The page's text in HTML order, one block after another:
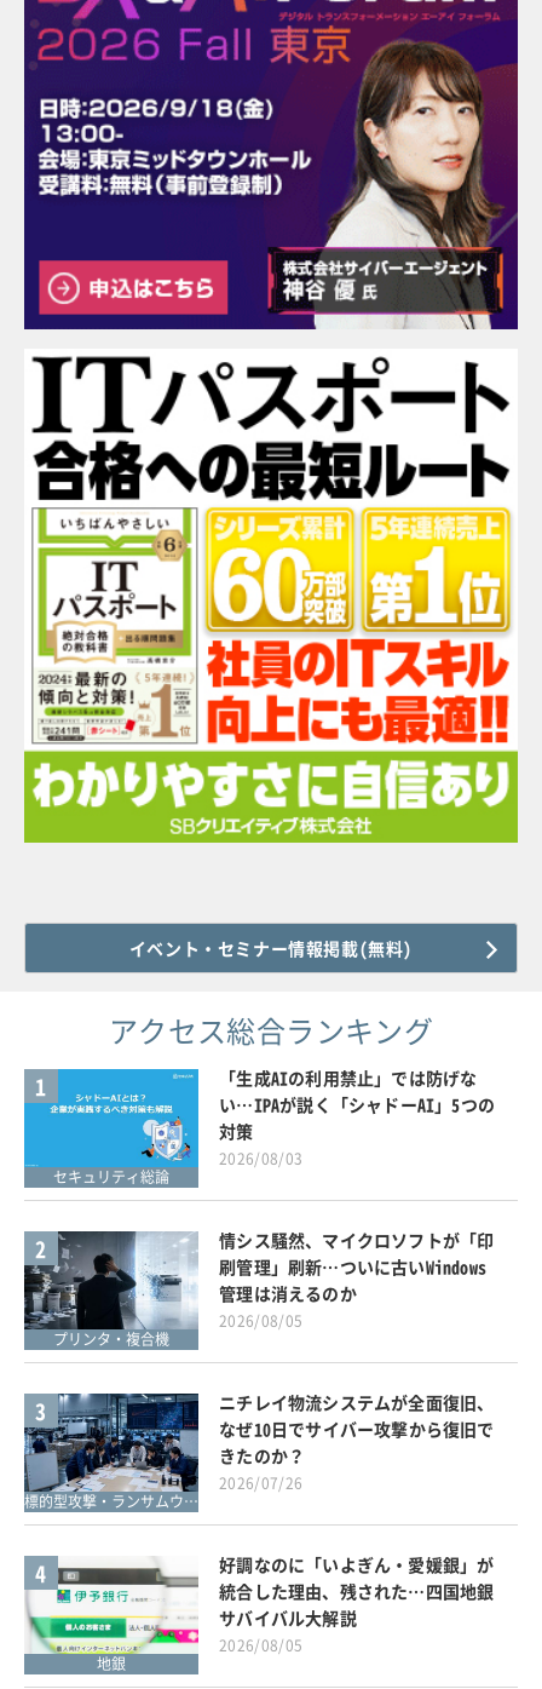
イベント・セミナー情報掲載(無料)
アクセス総合ランキング
1
セキュリティ総論
「生成AIの利用禁止」では防げな
い…IPAが説く「シャドーAI」5つの
対策
2026/08/03
2
プリンタ・複合機
情シス騒然、マイクロソフトが「印
刷管理」刷新…ついに古いWindows
管理は消えるのか
2026/08/05
3
標的型攻撃・ランサムウェア対策
ニチレイ物流システムが全面復旧、
なぜ10日でサイバー攻撃から復旧で
きたのか？
2026/07/26
4
地銀
好調なのに「いよぎん・愛媛銀」が
統合した理由、残された…四国地銀
サバイバル大解説
2026/08/05